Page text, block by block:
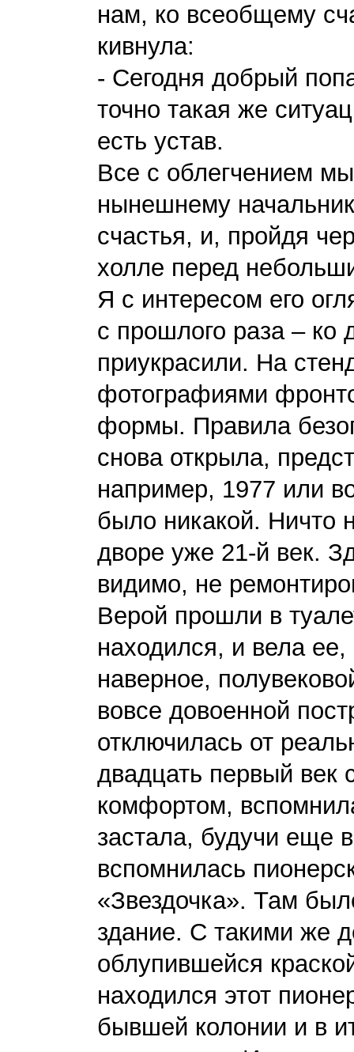
нам, ко всеобщему
кивнула:
- Сегодня добрый
точно такая же
есть устав.
Все с облегчением
нынешнему
счастья, и, пройдя
холле перед
Я с интересом его
с прошлого раза –
приукрасили. На
фотографиями
формы. Правила
снова открыла,
например, 1977 или
было никакой. Ничто
дворе уже 21-й век.
видимо, не
Верой прошли в
находился, и вела
наверное,
вовсе довоенной
отключилась от
двадцать первый век
комфортом,
застала, будучи еще
вспомнилась
«Звездочка». Там
здание. С такими же
облупившейся
находился этот
бывшей колонии и в